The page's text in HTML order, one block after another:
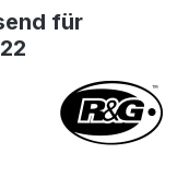
für